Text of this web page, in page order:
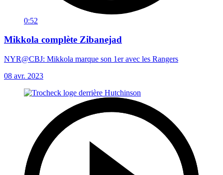
0:52
Mikkola complète Zibanejad
NYR@CBJ: Mikkola marque son 1er avec les Rangers
08 avr. 2023